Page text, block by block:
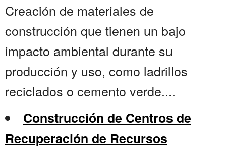
Creación de materiales de
construcción que tienen un bajo
impacto ambiental durante su
producción y uso, como ladrillos
reciclados o cemento verde....
Construcción de Centros de
Recuperación de Recursos